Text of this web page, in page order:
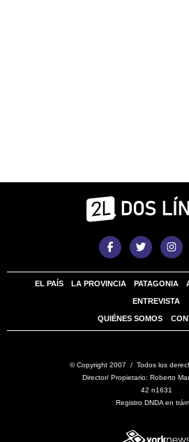
EL PAÍS LA PROVINCIA PATAGONIA
ENTREVISTA
QUIÉNES SOMOS
© Copyright 2007 / Todos los
Director/ Propietario: Roberto
42 n1631
Registro DNDA en